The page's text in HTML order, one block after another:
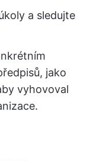
a sledujte
jako
vyhovoval